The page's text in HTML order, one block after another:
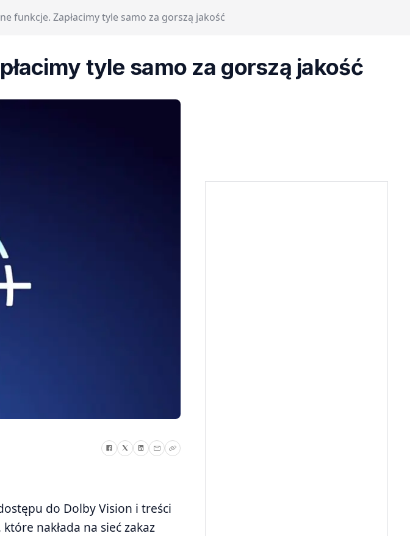
funkcje. Zapłacimy tyle samo za gorszą jakość
tyle samo za gorszą jakość
do Dolby Vision i treści
nakłada na sieć zakaz